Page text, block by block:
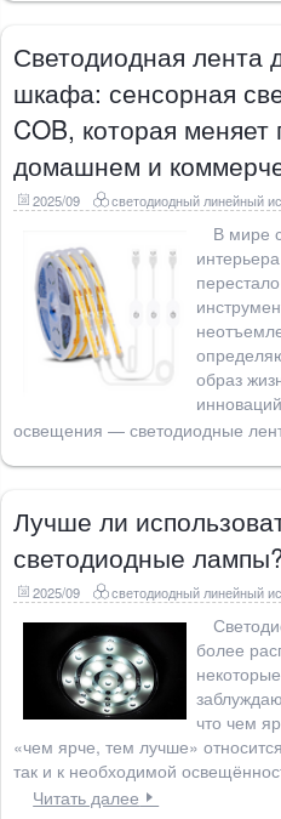
Светодиодная лента
шкафа: сенсорная
COB, которая
домашнем и
2025/09 светодиодный линейный
В мире
образ
освещения — светодиодные
Лучше ли
светодиодные
2025/09 светодиодный линейный
более
что чем
«чем ярче, тем лучше»
так и к необходимой
Читать далее